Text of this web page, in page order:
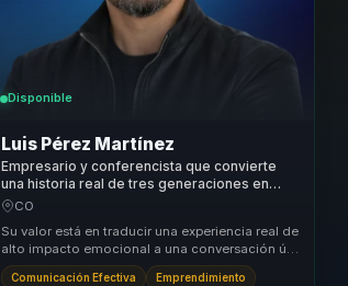
Disponible
Luis Pérez Martínez
Empresario y conferencista que convierte
una historia real de tres generaciones en
decisiones y autocuidado para equipos.
CO
Su valor está en traducir una experiencia real de
alto impacto emocional a una conversación útil
para empresas y equipos sobre tentacione...
Comunicación Efectiva Emprendimiento